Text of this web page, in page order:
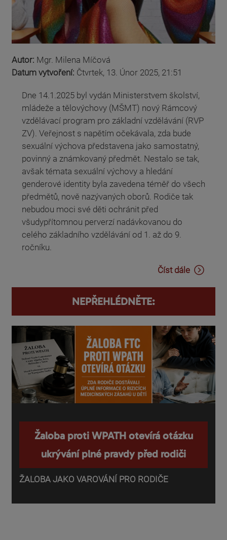
Autor: Mgr. Milena Míčová
Datum vytvoření: Čtvrtek, 13. Únor 2025, 21:51
Dne 14.1.2025 byl vydán Ministerstvem školství,
mládeže a tělovýchovy (MŠMT) nový Rámcový
vzdělávací program pro základní vzdělávání (RVP
ZV). Veřejnost s napětím očekávala, zda bude
sexuální výchova představena jako samostatný,
povinný a známkovaný předmět. Nestalo se tak,
avšak témata sexuální výchovy a hledání
genderové identity byla zavedena téměř do všech
předmětů, nově nazývaných oborů. Rodiče tak
nebudou moci své děti ochránit před
všudypřítomnou perverzí nadávkovanou do
celého základního vzdělávání od 1. až do 9.
ročníku.
Číst dále
NEPŘEHLÉDNĚTE:
Žaloba proti WPATH otevírá otázku
ukrývání plné pravdy před rodiči
ŽALOBA JAKO VAROVÁNÍ PRO RODIČE